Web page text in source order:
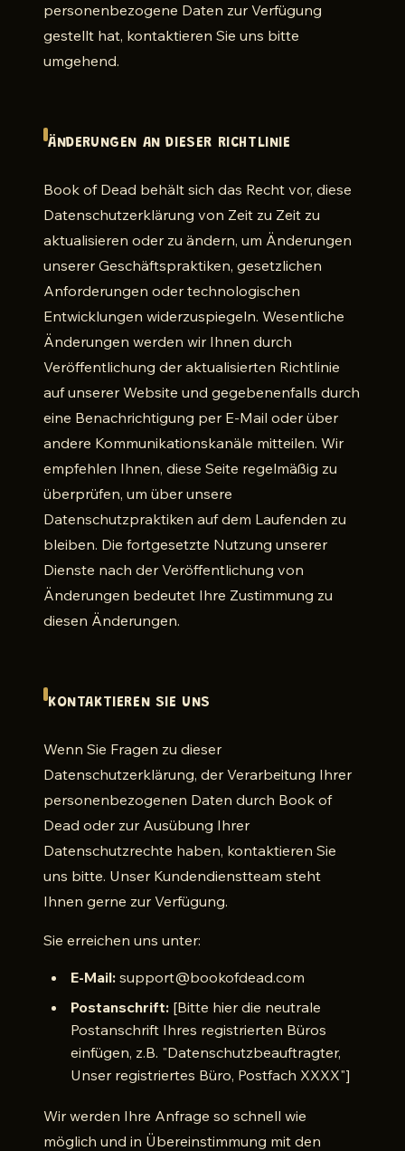
personenbezogene Daten zur Verfügung
gestellt hat, kontaktieren Sie uns bitte
umgehend.
ÄNDERUNGEN AN DIESER RICHTLINIE
Book of Dead behält sich das Recht vor, diese
Datenschutzerklärung von Zeit zu Zeit zu
aktualisieren oder zu ändern, um Änderungen
unserer Geschäftspraktiken, gesetzlichen
Anforderungen oder technologischen
Entwicklungen widerzuspiegeln. Wesentliche
Änderungen werden wir Ihnen durch
Veröffentlichung der aktualisierten Richtlinie
auf unserer Website und gegebenenfalls durch
eine Benachrichtigung per E-Mail oder über
andere Kommunikationskanäle mitteilen. Wir
empfehlen Ihnen, diese Seite regelmäßig zu
überprüfen, um über unsere
Datenschutzpraktiken auf dem Laufenden zu
bleiben. Die fortgesetzte Nutzung unserer
Dienste nach der Veröffentlichung von
Änderungen bedeutet Ihre Zustimmung zu
diesen Änderungen.
KONTAKTIEREN SIE UNS
Wenn Sie Fragen zu dieser
Datenschutzerklärung, der Verarbeitung Ihrer
personenbezogenen Daten durch Book of
Dead oder zur Ausübung Ihrer
Datenschutzrechte haben, kontaktieren Sie
uns bitte. Unser Kundendienstteam steht
Ihnen gerne zur Verfügung.
Sie erreichen uns unter:
E-Mail: support@bookofdead.com
Postanschrift: [Bitte hier die neutrale
Postanschrift Ihres registrierten Büros
einfügen, z.B. "Datenschutzbeauftragter,
Unser registriertes Büro, Postfach XXXX"]
Wir werden Ihre Anfrage so schnell wie
möglich und in Übereinstimmung mit den